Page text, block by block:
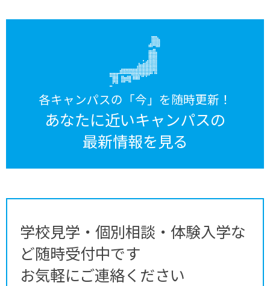
各キャンパスの「今」を随時更新！
あなたに近いキャンパスの
最新情報を見る
学校見学・個別相談・体験入学な
ど随時受付中です
お気軽にご連絡ください